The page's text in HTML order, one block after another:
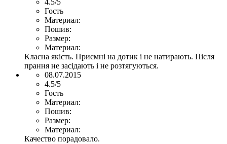
4.5/5
Гость
Материал:
Пошив:
Размер:
Материал:
Класна якість. Приємні на дотик і не натирають. Після
прання не засідають і не розтягуються.
08.07.2015
4.5/5
Гость
Материал:
Пошив:
Размер:
Материал:
Качество порадовало.